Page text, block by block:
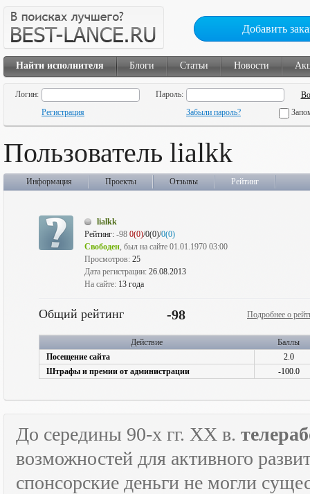
Добавить
Найти исполнителя Блоги Статьи Новости
Логин:
Пароль:
Регистрация
Забыли пароль?
Пользователь lialkk
Информация Проекты Отзывы Рейтинг
lialkk
Рейтинг: -98 0(0)/0(0)/0(0)
Свободен, был на сайте 01.01.1970 03:00
Просмотров: 25
Дата регистрации: 26.08.2013
На сайте: 13 года
Общий рейтинг -98 Подробнее о
Действие
Баллы
Посещение сайта
2.0
Штрафы и премии от администрации
-100.0
До середины 90-х гг. XX в.
возможностей для активного
спонсорские деньги не могли